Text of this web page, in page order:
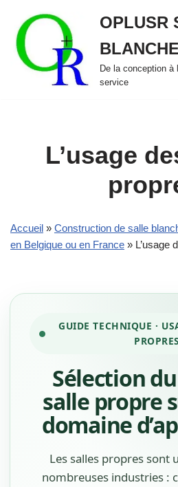
Aller
au
contenu
OPLUSR
BLANCHE
De la conception à
service
L’usage
Accueil » Construction de salle
en Belgique ou en France » L’usage
GUIDE TECHNIQUE ·
PROPRES
Sélection
salle propre
domaine
Les salles propres sont
nombreuses industries :